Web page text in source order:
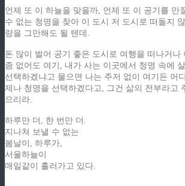
언제 또 이 하늘을 맞을까, 언제 또 이 공기를 만
수 없는 청명을 찾아 이 도시 저 도시로 떠돌지
랑을 그만해도 될 텐데.
돈 많이 벌어 공기 좋은 도시로 여행을 떠나거나
좀 없어도 여기, 내가 사는 이곳에서 청명 속에
선택하겠냐고 물으면 나는 주저 없이 여기든 어
제나 청명을 선택하겠다고, 그건 삶의 전부라고
으리라.
하루만 더, 한 번만 더.
지나쳐 보낼 수 없는
봄날이, 하루가,
서울하늘이
매일같이 흘러가고 있다.